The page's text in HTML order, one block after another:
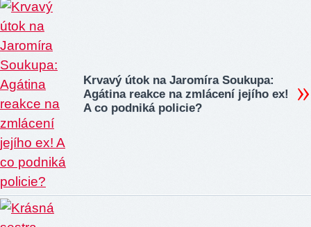
Krvavý útok na Jaromíra Soukupa:
Agátina reakce na zmlácení jejího ex!
A co podniká policie?